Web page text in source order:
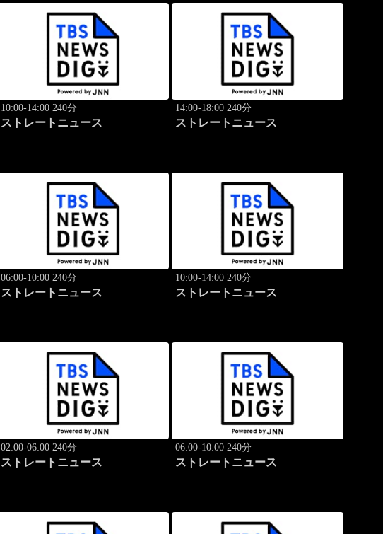
10:00-14:00 240分
ストレートニュース
14:00-18:00 240分
ストレートニュース
06:00-10:00 240分
ストレートニュース
10:00-14:00 240分
ストレートニュース
02:00-06:00 240分
ストレートニュース
06:00-10:00 240分
ストレートニュース